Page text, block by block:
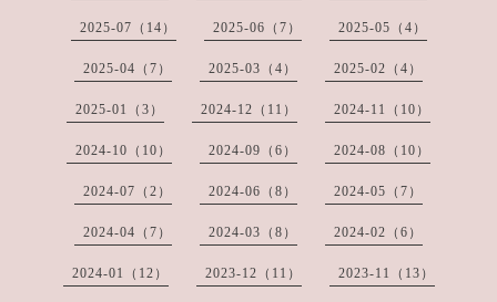
2025-07（14） 2025-06（7） 2025-05（4）
2025-04（7） 2025-03（4） 2025-02（4）
2025-01（3） 2024-12（11） 2024-11（10）
2024-10（10） 2024-09（6） 2024-08（10）
2024-07（2） 2024-06（8） 2024-05（7）
2024-04（7） 2024-03（8） 2024-02（6）
2024-01（12） 2023-12（11） 2023-11（13）